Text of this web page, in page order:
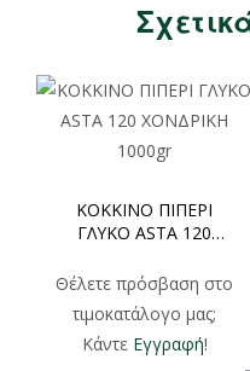
ΚΟΚΚΙΝΟ ΠΙΠΕΡΙ
ΓΛΥΚΟ ASTA 120
Θέλετε πρόσβαση στο
τιμοκατάλογο μας;
Κάντε Εγγραφή!